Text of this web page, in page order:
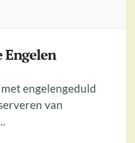
Engelen
engelengeduld
van